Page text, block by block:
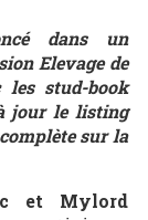
dans un
Elevage de
stud-book
jour le listing
sur la
et Mylord